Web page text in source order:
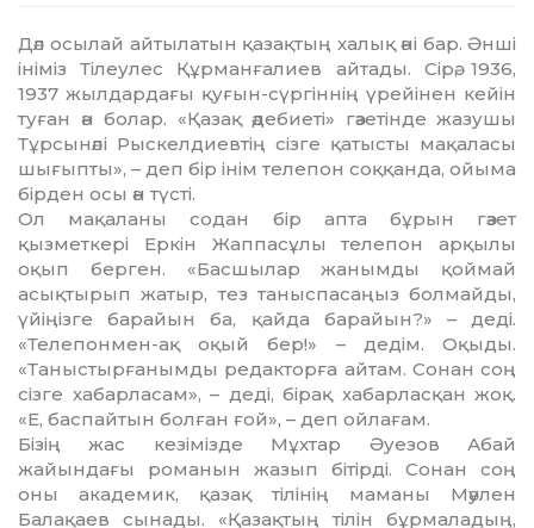
Дәл осылай айтылатын қазақтың халық әні бар. Әнші
ініміз Тілеулес Құрманғалиев айтады. Сірә, 1936,
1937 жылдардағы қуғын-сүргіннің үрейінен кейін
туған ән болар. «Қазақ әдебиеті» гәзетінде жазушы
Тұрсынәлі Рыскелдиевтің сізге қатысты мақаласы
шығыпты», – деп бір інім телепон соққанда, ойыма
бірден осы ән түсті.
Ол мақаланы содан бір апта бұрын гәзет
қызметкері Еркін Жаппасұлы телепон арқылы
оқып берген. «Басшылар жанымды қоймай
асықтырып жатыр, тез таныспасаңыз болмайды,
үйіңізге барайын ба, қайда барайын?» – деді.
«Телепонмен-ақ оқый бер!» – дедім. Оқыды.
«Таныстырғанымды редакторға айтам. Сонан соң
сізге хабарласам», – деді, бірақ хабарласқан жоқ.
«Е, баспайтын болған ғой», – деп ойлағам.
Бізің жас кезімізде Мұхтар Әуе­зов Абай
жайындағы романын жазып бітірді. Сонан соң
оны академик, қазақ тілінің маманы Мәулен
Балақаев сынады. «Қазақтың тілін бұрмаладың,